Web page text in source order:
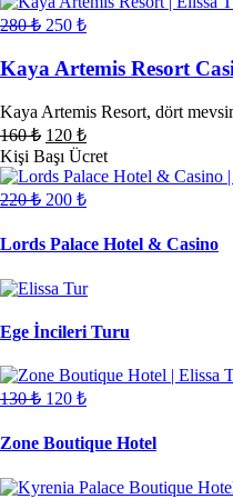
280₺ 250 ₺
Kaya Artemis Resort
Kaya Artemis Resort, dört
160₺ 120 ₺
Kişi Başı Ücret
220₺ 200 ₺
Lords Palace Hotel & Casino
Ege İncileri Turu
130₺ 120 ₺
Zone Boutique Hotel